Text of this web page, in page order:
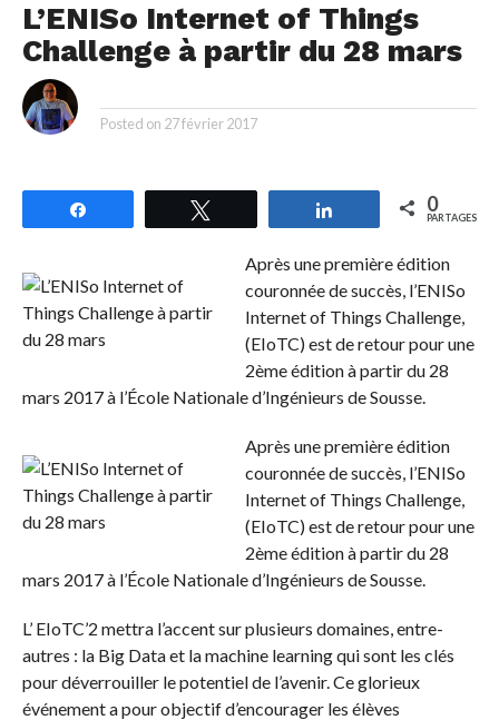
L’ENISo Internet of Things
Challenge à partir du 28 mars
Posted on 27 février 2017
Partagez 0
PARTAGES
Après une première édition
couronnée de succès, l’ENISo
Internet of Things Challenge,
(EIoTC) est de retour pour une
2ème édition à partir du 28
mars 2017 à l’École Nationale d’Ingénieurs de Sousse.
Après une première édition
couronnée de succès, l’ENISo
Internet of Things Challenge,
(EIoTC) est de retour pour une
2ème édition à partir du 28
mars 2017 à l’École Nationale d’Ingénieurs de Sousse.
L’ EIoTC’2 mettra l’accent sur plusieurs domaines, entre-
autres : la Big Data et la machine learning qui sont les clés
pour déverrouiller le potentiel de l’avenir. Ce glorieux
événement a pour objectif d’encourager les élèves